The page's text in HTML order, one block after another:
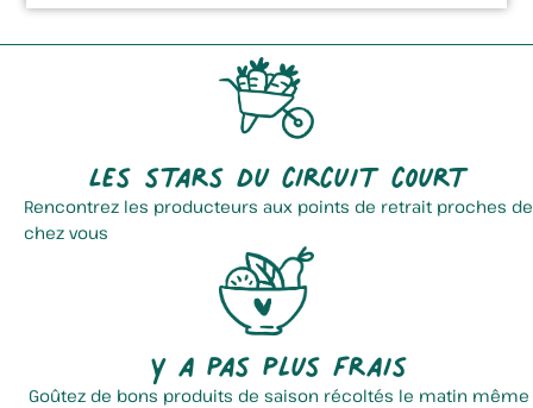
Les stars du circuit court
Rencontrez les producteurs aux points de retrait proches de
chez vous
Y a pas plus frais
Goûtez de bons produits de saison récoltés le matin même